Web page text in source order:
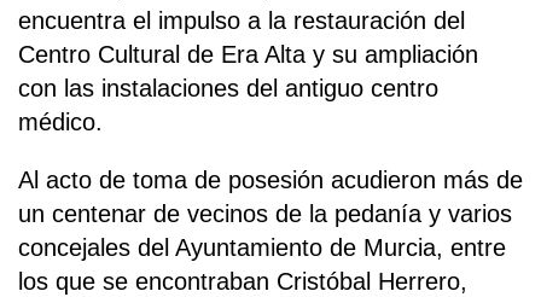
encuentra el impulso a la restauración del
Centro Cultural de Era Alta y su ampliación
con las instalaciones del antiguo centro
médico.
Al acto de toma de posesión acudieron más de
un centenar de vecinos de la pedanía y varios
concejales del Ayuntamiento de Murcia, entre
los que se encontraban Cristóbal Herrero,